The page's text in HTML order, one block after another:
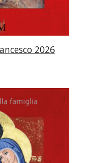
2026